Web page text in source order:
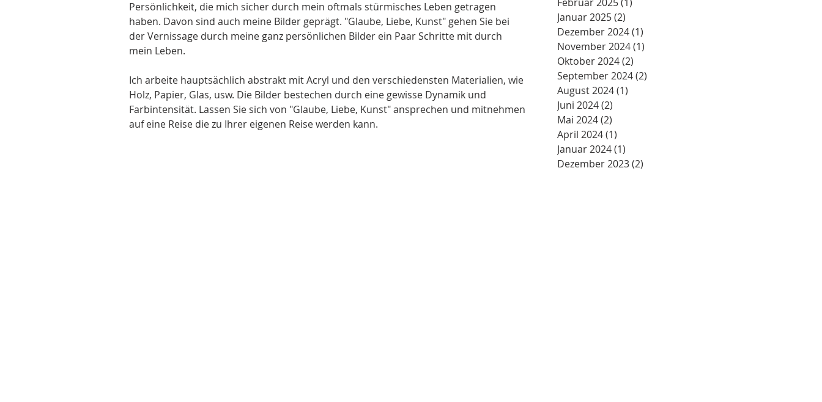
Persönlichkeit, die mich sicher durch mein oftmals stürmisches Leben getragen
haben. Davon sind auch meine Bilder geprägt. "Glaube, Liebe, Kunst" gehen Sie bei
der Vernissage durch meine ganz persönlichen Bilder ein Paar Schritte mit durch
mein Leben.
Ich arbeite hauptsächlich abstrakt mit Acryl und den verschiedensten Materialien, wie
Holz, Papier, Glas, usw. Die Bilder bestechen durch eine gewisse Dynamik und
Farbintensität. Lassen Sie sich von "Glaube, Liebe, Kunst" ansprechen und mitnehmen
auf eine Reise die zu Ihrer eigenen Reise werden kann.
Januar 2025(2)
Dezember 2024(1)
November 2024(1)
Oktober 2024(2)
September 2024(2)
August 2024(1)
Juni 2024(2)
Mai 2024(2)
April 2024(1)
Januar 2024(1)
Dezember 2023(2)